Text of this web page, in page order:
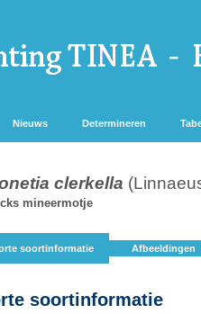
Nieuws Determineren
clerkella
mineermotje
soortinformatie Afbeeldingen
soortinformatie